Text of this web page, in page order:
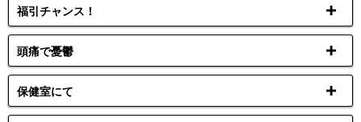
福引チャンス！
頭痛で憂鬱
保健室にて